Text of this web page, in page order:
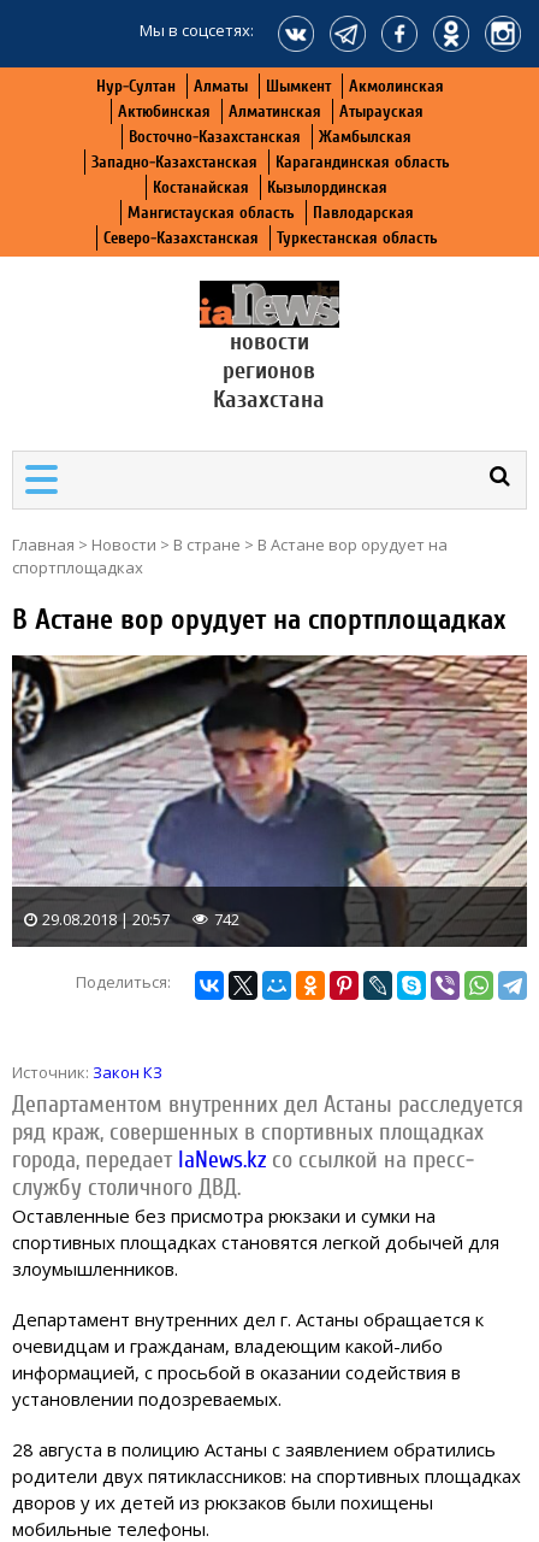
Мы в соцсетях:
Нур-Султан Алматы Шымкент
Акмолинская
Актюбинская
Алматинская
Атырауская
Восточно-Казахстанская
Жамбылская
Западно-Казахстанская
Карагандинская область
Костанайская
Кызылординская
Мангистауская область
Павлодарская
Северо-Казахстанская
Туркестанская область
новости
регионов
Казахстана
Главная > Новости > В стране > В Астане вор орудует на
спортплощадках
В Астане вор орудует на спортплощадках
29.08.2018 | 20:57 742
Поделиться:
Источник: Закон КЗ
Департаментом внутренних дел Астаны расследуется
ряд краж, совершенных в спортивных площадках
города, передает IaNews.kz со ссылкой на пресс-
службу столичного ДВД.
Оставленные без присмотра рюкзаки и сумки на
спортивных площадках становятся легкой добычей для
злоумышленников.
Департамент внутренних дел г. Астаны обращается к
очевидцам и гражданам, владеющим какой-либо
информацией, с просьбой в оказании содействия в
установлении подозреваемых.
28 августа в полицию Астаны с заявлением обратились
родители двух пятиклассников: на спортивных площадках
дворов у их детей из рюкзаков были похищены
мобильные телефоны.